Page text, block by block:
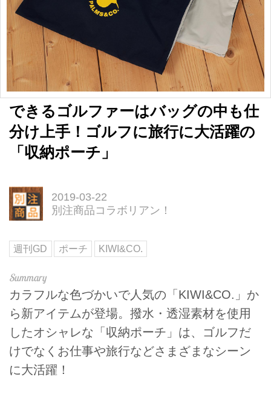
できるゴルファーはバッグの中も仕
分け上手！ゴルフに旅行に大活躍の
「収納ポーチ」
2019-03-22
別注商品コラボリアン！
週刊GD ポーチ KIWI&CO.
カラフルな色づかいで人気の「KIWI&CO.」か
ら新アイテムが登場。撥水・透湿素材を使用
したオシャレな「収納ポーチ」は、ゴルフだ
けでなくお仕事や旅行などさまざまなシーン
に大活躍！